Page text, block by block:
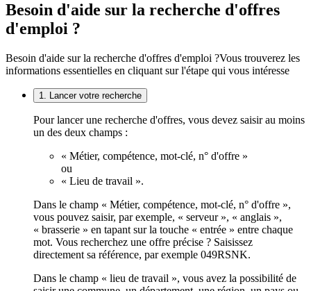
Besoin d'aide sur la recherche d'offres
d'emploi ?
Besoin d'aide sur la recherche d'offres d'emploi ?Vous trouverez les
informations essentielles en cliquant sur l'étape qui vous intéresse
1. Lancer votre recherche
Pour lancer une recherche d'offres, vous devez saisir au moins
un des deux champs :
« Métier, compétence, mot-clé, n° d'offre »
ou
« Lieu de travail ».
Dans le champ « Métier, compétence, mot-clé, n° d'offre »,
vous pouvez saisir, par exemple, « serveur », « anglais »,
« brasserie » en tapant sur la touche « entrée » entre chaque
mot. Vous recherchez une offre précise ? Saisissez
directement sa référence, par exemple 049RSNK.
Dans le champ « lieu de travail », vous avez la possibilité de